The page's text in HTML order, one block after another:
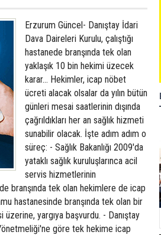
Erzurum Güncel- Danıştay İdari
Dava Daireleri Kurulu, çalıştığı
hastanede branşında tek olan
yaklaşık 10 bin hekimi üzecek
karar... Hekimler, icap nöbet
ücreti alacak olsalar da yılın bütün
günleri mesai saatlerinin dışında
çağrıldıkları her an sağlık hizmeti
sunabilir olacak. İşte adım adım o
süreç: - Sağlık Bakanlığı 2009'da
yataklı sağlık kuruluşlarınca acil
servis hizmetlerinin
branşında tek olan hekimlere de icap
hastanesinde branşında tek olan bir
yargıya başvurdu. - Danıştay
göre tek hekime icap